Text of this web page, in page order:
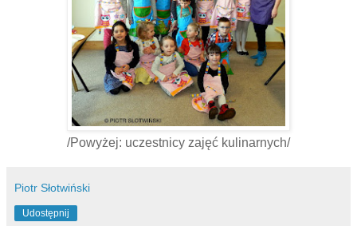
/Powyżej: uczestnicy zajęć kulinarnych/
Piotr Słotwiński
Udostępnij